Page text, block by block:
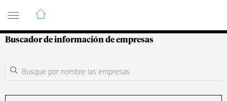
Guía de Empresas Colombianas
Buscador de información de empresas